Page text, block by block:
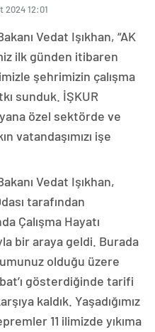
2024 12:01
Vedat Işıkhan, “AK
ilk günden itibaren
şehrimizin çalışma
sunduk. İŞKUR
yana özel sektörde ve
vatandaşımızı işe
Vedat Işıkhan,
tarafından
Çalışma Hayatı
bir araya geldi. Burada
olduğu üzere
gösterdiğinde tarifi
kaldık. Yaşadığımız
11 ilimizde yıkıma